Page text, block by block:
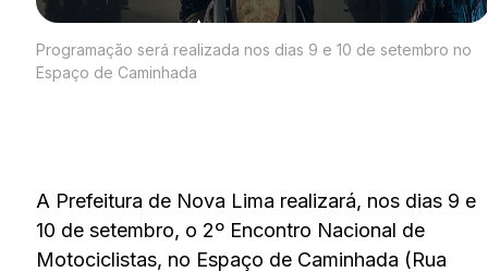
Programação será realizada nos dias 9 e 10 de setembro no
Espaço de Caminhada
A Prefeitura de Nova Lima realizará, nos dias 9 e
10 de setembro, o 2º Encontro Nacional de
Motociclistas, no Espaço de Caminhada (Rua